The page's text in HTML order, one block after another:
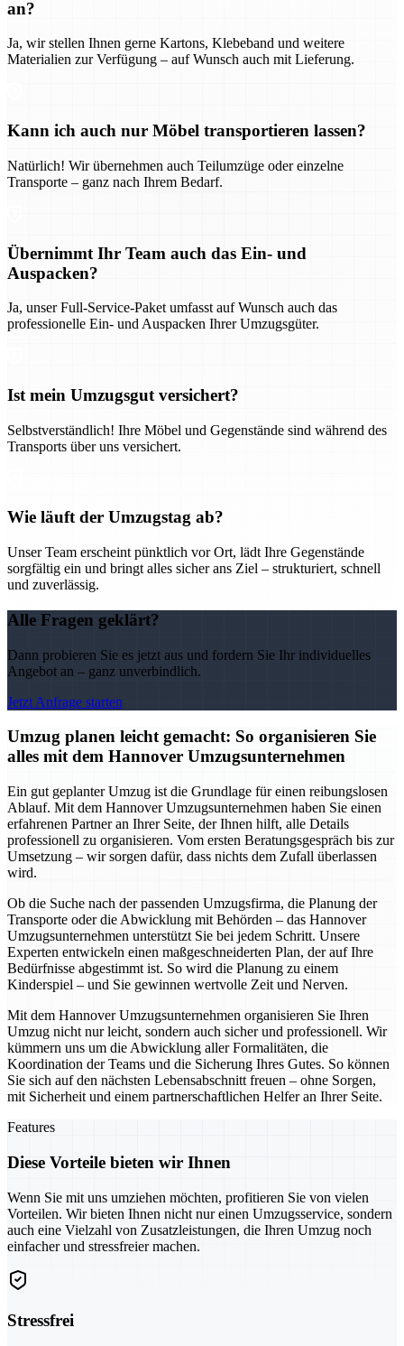
an?
Ja, wir stellen Ihnen gerne Kartons, Klebeband und weitere
Materialien zur Verfügung – auf Wunsch auch mit Lieferung.
Kann ich auch nur Möbel transportieren lassen?
Natürlich! Wir übernehmen auch Teilumzüge oder einzelne
Transporte – ganz nach Ihrem Bedarf.
Übernimmt Ihr Team auch das Ein- und
Auspacken?
Ja, unser Full-Service-Paket umfasst auf Wunsch auch das
professionelle Ein- und Auspacken Ihrer Umzugsgüter.
Ist mein Umzugsgut versichert?
Selbstverständlich! Ihre Möbel und Gegenstände sind während des
Transports über uns versichert.
Wie läuft der Umzugstag ab?
Unser Team erscheint pünktlich vor Ort, lädt Ihre Gegenstände
sorgfältig ein und bringt alles sicher ans Ziel – strukturiert, schnell
und zuverlässig.
Alle Fragen geklärt?
Dann probieren Sie es jetzt aus und fordern Sie Ihr individuelles
Angebot an – ganz unverbindlich.
Jetzt Anfrage starten
Umzug planen leicht gemacht: So organisieren Sie
alles mit dem Hannover Umzugsunternehmen
Ein gut geplanter Umzug ist die Grundlage für einen reibungslosen
Ablauf. Mit dem Hannover Umzugsunternehmen haben Sie einen
erfahrenen Partner an Ihrer Seite, der Ihnen hilft, alle Details
professionell zu organisieren. Vom ersten Beratungsgespräch bis zur
Umsetzung – wir sorgen dafür, dass nichts dem Zufall überlassen
wird.
Ob die Suche nach der passenden Umzugsfirma, die Planung der
Transporte oder die Abwicklung mit Behörden – das Hannover
Umzugsunternehmen unterstützt Sie bei jedem Schritt. Unsere
Experten entwickeln einen maßgeschneiderten Plan, der auf Ihre
Bedürfnisse abgestimmt ist. So wird die Planung zu einem
Kinderspiel – und Sie gewinnen wertvolle Zeit und Nerven.
Mit dem Hannover Umzugsunternehmen organisieren Sie Ihren
Umzug nicht nur leicht, sondern auch sicher und professionell. Wir
kümmern uns um die Abwicklung aller Formalitäten, die
Koordination der Teams und die Sicherung Ihres Gutes. So können
Sie sich auf den nächsten Lebensabschnitt freuen – ohne Sorgen,
mit Sicherheit und einem partnerschaftlichen Helfer an Ihrer Seite.
Features
Diese Vorteile bieten wir Ihnen
Wenn Sie mit uns umziehen möchten, profitieren Sie von vielen
Vorteilen. Wir bieten Ihnen nicht nur einen Umzugsservice, sondern
auch eine Vielzahl von Zusatzleistungen, die Ihren Umzug noch
einfacher und stressfreier machen.
Stressfrei